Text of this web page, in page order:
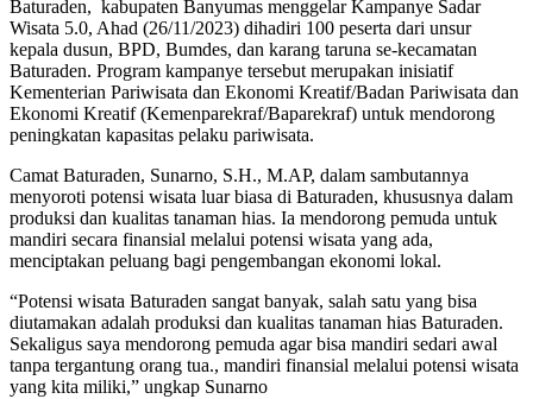
Baturaden, kabupaten Banyumas menggelar Kampanye Sadar
Wisata 5.0, Ahad (26/11/2023) dihadiri 100 peserta dari unsur
kepala dusun, BPD, Bumdes, dan karang taruna se-kecamatan
Baturaden. Program kampanye tersebut merupakan inisiatif
Kementerian Pariwisata dan Ekonomi Kreatif/Badan Pariwisata dan
Ekonomi Kreatif (Kemenparekraf/Baparekraf) untuk mendorong
peningkatan kapasitas pelaku pariwisata.
Camat Baturaden, Sunarno, S.H., M.AP, dalam sambutannya
menyoroti potensi wisata luar biasa di Baturaden, khususnya dalam
produksi dan kualitas tanaman hias. Ia mendorong pemuda untuk
mandiri secara finansial melalui potensi wisata yang ada,
menciptakan peluang bagi pengembangan ekonomi lokal.
“Potensi wisata Baturaden sangat banyak, salah satu yang bisa
diutamakan adalah produksi dan kualitas tanaman hias Baturaden.
Sekaligus saya mendorong pemuda agar bisa mandiri sedari awal
tanpa tergantung orang tua., mandiri finansial melalui potensi wisata
yang kita miliki,” ungkap Sunarno